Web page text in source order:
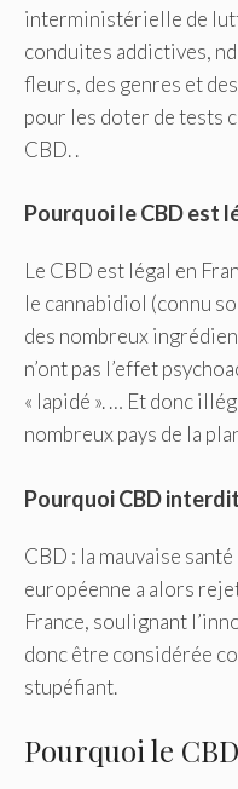
interministérielle de
conduites addictives,
fleurs, des genres et
pour les doter de tests
CBD. .
Pourquoi le CBD est
Le CBD est légal en
le cannabidiol (connu
des nombreux
n’ont pas l’effet
« lapidé ». … Et donc
nombreux pays de la
Pourquoi CBD
CBD : la mauvaise
européenne a alors
France, soulignant
donc être considérée
stupéfiant.
Pourquoi le